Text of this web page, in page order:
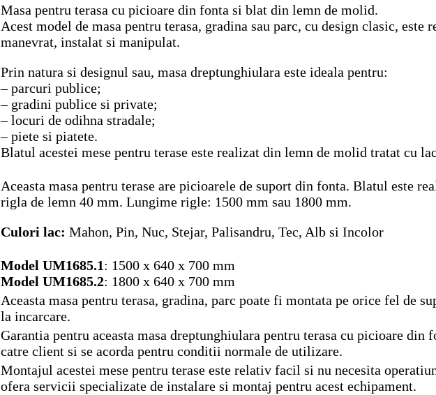
Masa pentru terasa cu picioare din fonta si blat din lemn de molid.
Acest model de masa pentru terasa, gradina sau parc, cu design clasic,
manevrat, instalat si manipulat.
Prin natura si designul sau, masa dreptunghiulara este ideala pentru:
– parcuri publice;
– gradini publice si private;
– locuri de odihna stradale;
– piete si piatete.
Blatul acestei mese pentru terase este realizat din lemn de molid tratat cu
Aceasta masa pentru terase are picioarele de suport din fonta. Blatul este
rigla de lemn 40 mm. Lungime rigle: 1500 mm sau 1800 mm.
Culori lac: Mahon, Pin, Nuc, Stejar, Palisandru, Tec, Alb si Incolor
Model UM1685.1: 1500 x 640 x 700 mm
Model UM1685.2: 1800 x 640 x 700 mm
Aceasta masa pentru terasa, gradina, parc poate fi montata pe orice fel de
la incarcare.
Garantia pentru aceasta masa dreptunghiulara pentru terasa cu picioare din
catre client si se acorda pentru conditii normale de utilizare.
Montajul acestei mese pentru terase este relativ facil si nu necesita
ofera servicii specializate de instalare si montaj pentru acest echipament.